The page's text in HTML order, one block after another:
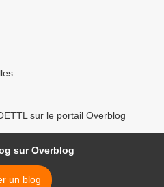
sur le portail Overblog
sur Overblog
un blog